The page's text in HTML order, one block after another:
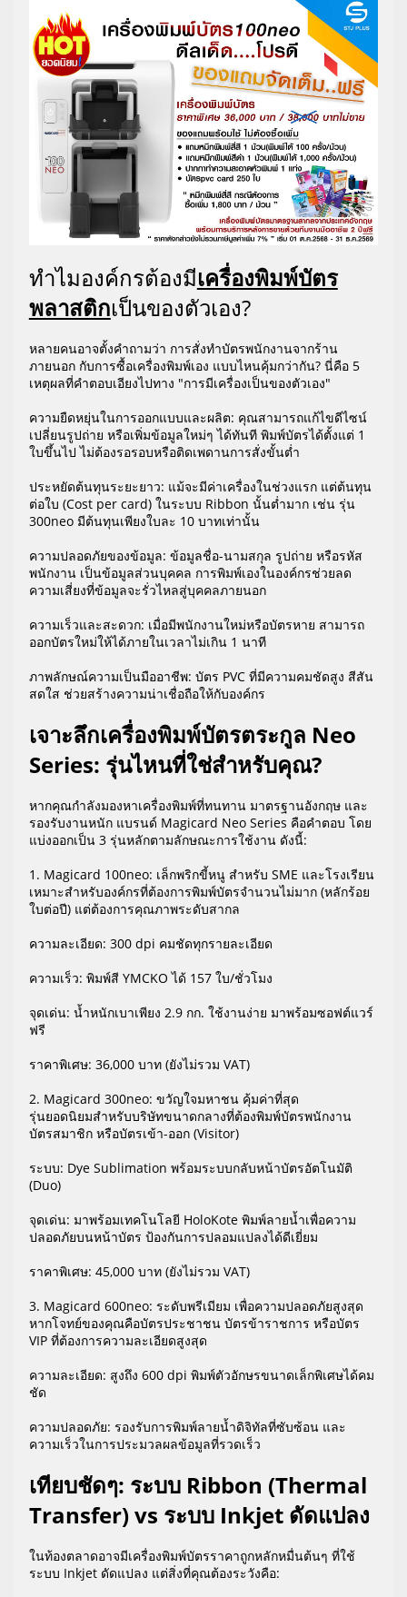
ทำไมองค์กรต้องมีเครื่องพิมพ์บัตร
พลาสติกเป็นของตัวเอง?
หลายคนอาจตั้งคำถามว่า การสั่งทำบัตรพนักงานจากร้าน
ภายนอก กับการซื้อเครื่องพิมพ์เอง แบบไหนคุ้มกว่ากัน? นี่คือ 5
เหตุผลที่คำตอบเอียงไปทาง "การมีเครื่องเป็นของตัวเอง"
ความยืดหยุ่นในการออกแบบและผลิต: คุณสามารถแก้ไขดีไซน์
เปลี่ยนรูปถ่าย หรือเพิ่มข้อมูลใหม่ๆ ได้ทันที พิมพ์บัตรได้ตั้งแต่ 1
ใบขึ้นไป ไม่ต้องรอรอบหรือติดเพดานการสั่งขั้นต่ำ
ประหยัดต้นทุนระยะยาว: แม้จะมีค่าเครื่องในช่วงแรก แต่ต้นทุน
ต่อใบ (Cost per card) ในระบบ Ribbon นั้นต่ำมาก เช่น รุ่น
300neo มีต้นทุนเพียงใบละ 10 บาทเท่านั้น
ความปลอดภัยของข้อมูล: ข้อมูลชื่อ-นามสกุล รูปถ่าย หรือรหัส
พนักงาน เป็นข้อมูลส่วนบุคคล การพิมพ์เองในองค์กรช่วยลด
ความเสี่ยงที่ข้อมูลจะรั่วไหลสู่บุคคลภายนอก
ความเร็วและสะดวก: เมื่อมีพนักงานใหม่หรือบัตรหาย สามารถ
ออกบัตรใหม่ให้ได้ภายในเวลาไม่เกิน 1 นาที
ภาพลักษณ์ความเป็นมืออาชีพ: บัตร PVC ที่มีความคมชัดสูง สีสัน
สดใส ช่วยสร้างความน่าเชื่อถือให้กับองค์กร
เจาะลึกเครื่องพิมพ์บัตรตระกูล Neo
Series: รุ่นไหนที่ใช่สำหรับคุณ?
หากคุณกำลังมองหาเครื่องพิมพ์ที่ทนทาน มาตรฐานอังกฤษ และ
รองรับงานหนัก แบรนด์ Magicard Neo Series คือคำตอบ โดย
แบ่งออกเป็น 3 รุ่นหลักตามลักษณะการใช้งาน ดังนี้:
1. Magicard 100neo: เล็กพริกขี้หนู สำหรับ SME และโรงเรียน
เหมาะสำหรับองค์กรที่ต้องการพิมพ์บัตรจำนวนไม่มาก (หลักร้อย
ใบต่อปี) แต่ต้องการคุณภาพระดับสากล
ความละเอียด: 300 dpi คมชัดทุกรายละเอียด
ความเร็ว: พิมพ์สี YMCKO ได้ 157 ใบ/ชั่วโมง
จุดเด่น: น้ำหนักเบาเพียง 2.9 กก. ใช้งานง่าย มาพร้อมซอฟต์แวร์
ฟรี
ราคาพิเศษ: 36,000 บาท (ยังไม่รวม VAT)
2. Magicard 300neo: ขวัญใจมหาชน คุ้มค่าที่สุด
รุ่นยอดนิยมสำหรับบริษัทขนาดกลางที่ต้องพิมพ์บัตรพนักงาน
บัตรสมาชิก หรือบัตรเข้า-ออก (Visitor)
ระบบ: Dye Sublimation พร้อมระบบกลับหน้าบัตรอัตโนมัติ
(Duo)
จุดเด่น: มาพร้อมเทคโนโลยี HoloKote พิมพ์ลายน้ำเพื่อความ
ปลอดภัยบนหน้าบัตร ป้องกันการปลอมแปลงได้ดีเยี่ยม
ราคาพิเศษ: 45,000 บาท (ยังไม่รวม VAT)
3. Magicard 600neo: ระดับพรีเมียม เพื่อความปลอดภัยสูงสุด
หากโจทย์ของคุณคือบัตรประชาชน บัตรข้าราชการ หรือบัตร
VIP ที่ต้องการความละเอียดสูงสุด
ความละเอียด: สูงถึง 600 dpi พิมพ์ตัวอักษรขนาดเล็กพิเศษได้คม
ชัด
ความปลอดภัย: รองรับการพิมพ์ลายน้ำดิจิทัลที่ซับซ้อน และ
ความเร็วในการประมวลผลข้อมูลที่รวดเร็ว
เทียบชัดๆ: ระบบ Ribbon (Thermal
Transfer) vs ระบบ Inkjet ดัดแปลง
ในท้องตลาดอาจมีเครื่องพิมพ์บัตรราคาถูกหลักหมื่นต้นๆ ที่ใช้
ระบบ Inkjet ดัดแปลง แต่สิ่งที่คุณต้องระวังคือ: